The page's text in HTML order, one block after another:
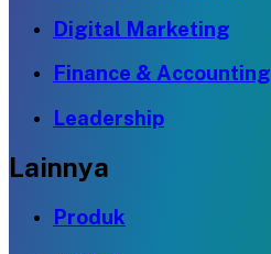
Digital Marketing
Finance & Accounting
Leadership
Lainnya
Produk